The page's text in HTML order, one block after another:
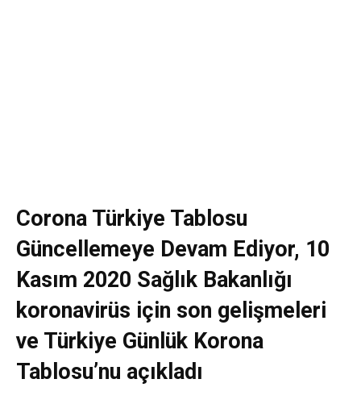
Corona Türkiye Tablosu
Güncellemeye Devam Ediyor, 10
Kasım 2020 Sağlık Bakanlığı
koronavirüs için son gelişmeleri
ve Türkiye Günlük Korona
Tablosu’nu açıkladı